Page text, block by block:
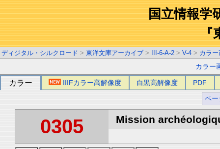
国立情報学
『
ディジタル・シルクロード > 東洋文庫アーカイブ > III-6-A-2 > V-4 > カラ
カラー
カラー IIIFカラー高解像度 白黒高解像度 PDF
ペー
0305 Mission